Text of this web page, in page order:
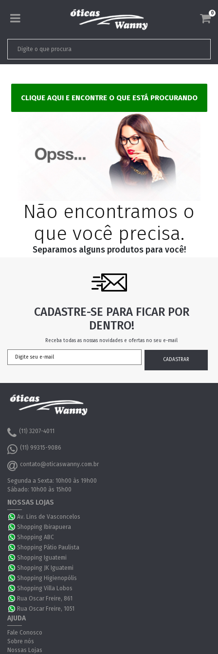
0
CLIQUE AQUI E ENCONTRE O QUE ESTÁ PROCURANDO
Não encontramos o
que você precisa.
Separamos alguns produtos para você!
CADASTRE-SE PARA FICAR POR
DENTRO!
Receba todas as nossas novidades e ofertas no seu e-mail
(11) 3207-4011
(11) 99315-9086
contato@oticaswanny.com.br
Segunda a Sexta: 10h00 às 19h00
Sábado: 10h00 às 15h00
NOSSAS LOJAS
Av. Lins de Vasconcelos
Shopping Ibirapuera
Shopping ABC
Shopping Pátio Paulista
Shopping Iguatemi
Shopping JK Iguatemi
Shopping Higienopólis
Shopping Villa Lobos
Rua Oscar Freire, 861
Rua Oscar Freire, 1051
AJUDA
Fale Conosco
Sobre nós
Nossas Lojas